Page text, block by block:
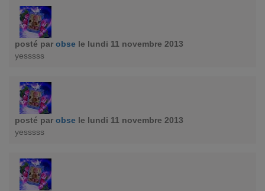
posté par obse le lundi 11 novembre 2013
yesssss
posté par obse le lundi 11 novembre 2013
yesssss